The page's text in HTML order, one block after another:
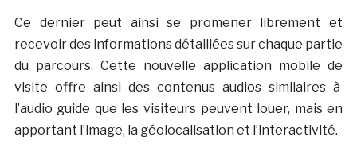
Ce dernier peut ainsi se promener librement et
recevoir des informations détaillées sur chaque partie
du parcours. Cette nouvelle application mobile de
visite offre ainsi des contenus audios similaires à
l’audio guide que les visiteurs peuvent louer, mais en
apportant l’image, la géolocalisation et l’interactivité.